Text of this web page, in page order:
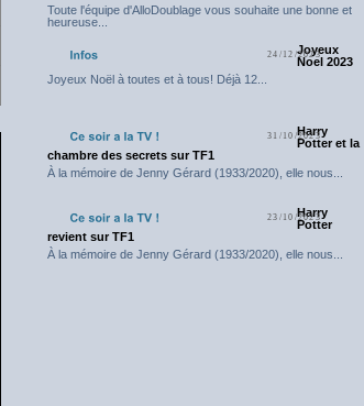
Toute l'équipe d'AlloDoublage vous souhaite une bonne et
heureuse...
24/12/2023
Joyeux
Noel 2023
Joyeux Noël à toutes et à tous! Déjà 12...
31/10/2023
Harry
Potter et la
chambre des secrets sur TF1
À la mémoire de Jenny Gérard (1933/2020), elle nous...
23/10/2023
Harry
Potter
revient sur TF1
À la mémoire de Jenny Gérard (1933/2020), elle nous...